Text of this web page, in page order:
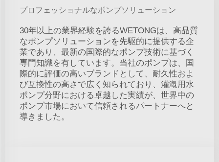
プロフェッショナルなポンプソリューション
30年以上の業界経験を誇るWETONGは、高品質
なポンプソリューションを先駆的に提供する企
業であり、最新の国際的なポンプ技術に基づく
専門知識を有しています。当社のポンプは、国
際的に評価の高いブランドとして、耐久性およ
び互換性の高さで広く知られており、灌漑用水
ポンプ分野における卓越した実績が、世界中の
ポンプ市場において信頼されるパートナーへと
導きました。